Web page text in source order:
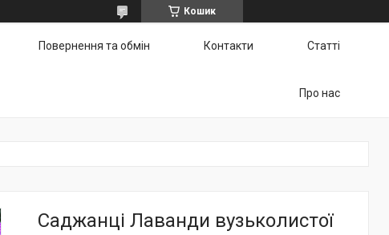
Кошик
Повернення та обмін Контакти Статті
Про нас
Саджанці Лаванди вузьколистої